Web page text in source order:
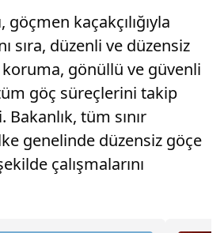
göçmen kaçakçılığıyla
sıra, düzenli ve düzensiz
koruma, gönüllü ve güvenli
göç süreçlerini takip
tüm sınır
genelinde düzensiz göçe
çalışmalarını